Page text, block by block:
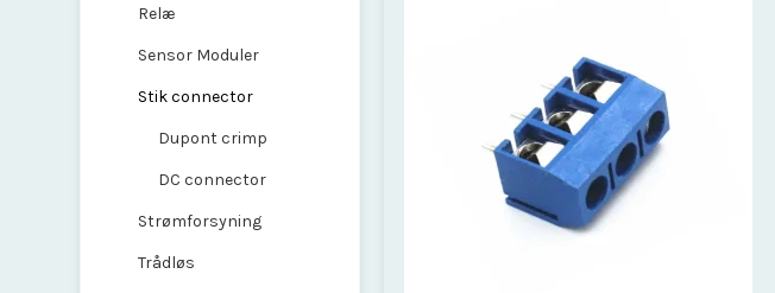
Relæ
Sensor Moduler
Stik connector
Dupont crimp
DC connector
Strømforsyning
Trådløs